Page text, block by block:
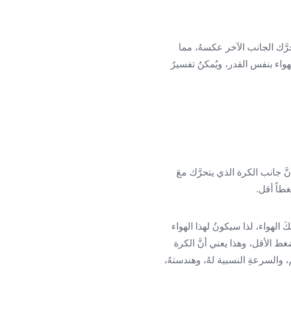
الجانب الآخر عكسهُ، مما
بنفس القدر، ويُمكنُ تفسيرُ
جانب الكرة الذي يتحرَّك معَ
أقل.
لذا سيكونُ لهذا الهواء
الأقل، وهذا يعني أنَّ الكرة
والسرعةِ النسبية لهُ، وهندستهُ،